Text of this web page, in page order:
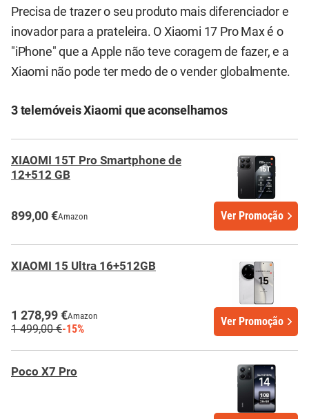
Precisa de trazer o seu produto mais diferenciador e
inovador para a prateleira. O Xiaomi 17 Pro Max é o
"iPhone" que a Apple não teve coragem de fazer, e a
Xiaomi não pode ter medo de o vender globalmente.
3 telemóveis Xiaomi que aconselhamos
XIAOMI 15T Pro Smartphone de
12+512 GB
899,00 €Amazon Ver Promoção
XIAOMI 15 Ultra 16+512GB
1 278,99 €Amazon
1 499,00 €-15%
Ver Promoção
Poco X7 Pro